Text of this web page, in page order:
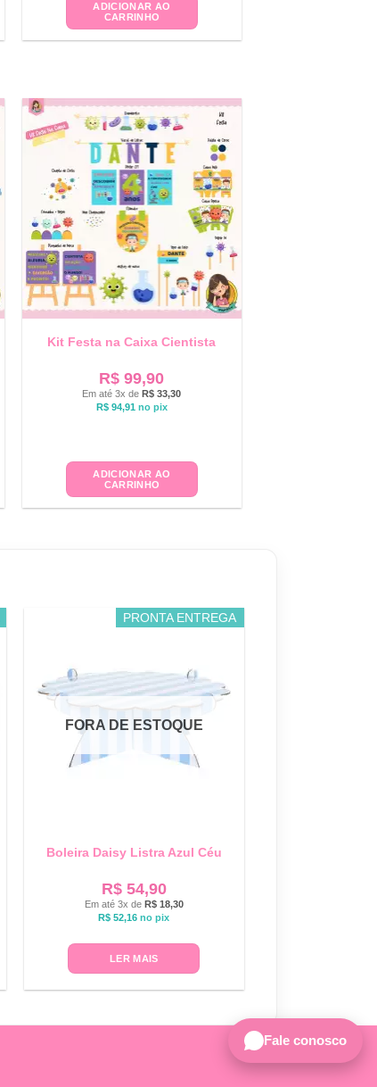
ADICIONAR AO
CARRINHO
Kit Festa na Caixa Cientista
R$ 99,90
Em até 3x deR$ 33,30
R$94,91 no pix
ADICIONAR AO
CARRINHO
PRONTA ENTREGA
FORA DE ESTOQUE
Boleira Daisy Listra Azul Céu
R$54,90
Em até 3x de R$18,30
R$ 52,16 no pix
LER MAIS
Fale conosco